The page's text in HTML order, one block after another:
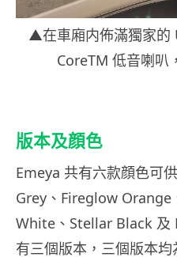
▲在車廂内佈滿獨家的
CoreTM 低音喇叭
版本及顔色
Emeya 共有六款顔色可
Grey、Fireglow
White、Stellar Black 及
有三個版本，三個版本